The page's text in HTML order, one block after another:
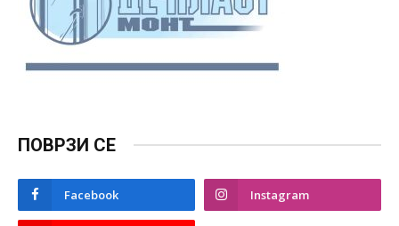
ПОВРЗИ СЕ
Facebook Instagram